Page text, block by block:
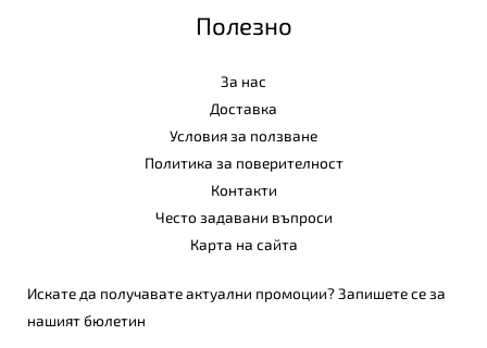
Полезно
За нас
Доставка
Условия за ползване
Политика за поверителност
Контакти
Често задавани въпроси
Карта на сайта
Искате да получавате актуални промоции? Запишете се за
нашият бюлетин